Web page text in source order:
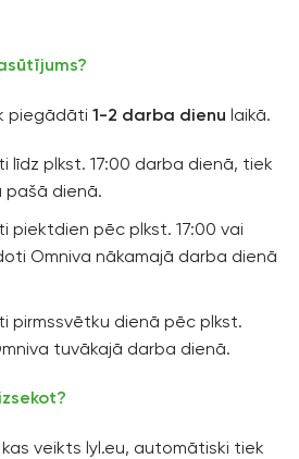
piegādāti 1-2 darba dienu laikā.
līdz plkst. 17:00 darba dienā, tiek
pašā dienā.
piektdien pēc plkst. 17:00 vai
Omniva nākamajā darba dienā
pirmssvētku dienā pēc plkst.
tuvākajā darba dienā.
veikts lyl.eu, automātiski tiek